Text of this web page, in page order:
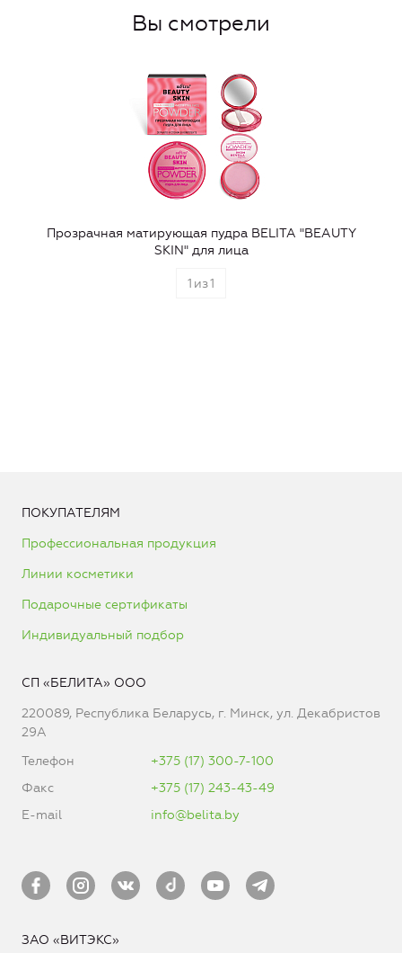
Вы смотрели
Прозрачная матирующая пудра BELITA "BEAUTY
SKIN" для лица
1 из1
ПОКУПАТЕЛЯМ
Профессиональная продукция
Линии косметики
Подарочные сертификаты
Индивидуальный подбор
СП «БЕЛИТА» ООО
220089, Республика Беларусь, г. Минск, ул. Декабристов
29А
Телефон
+375 (17) 300-7-100
Факс
+375 (17) 243-43-49
E-mail
info@belita.by
ЗАО «ВИТЭКС»